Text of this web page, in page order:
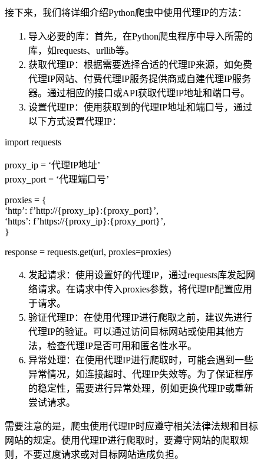
接下来，我们将详细介绍Python爬虫中使用代理IP的方法：
导入必要的库：首先，在Python爬虫程序中导入所需的
库，如requests、urllib等。
获取代理IP：根据需要选择合适的代理IP来源，如免费
代理IP网站、付费代理IP服务提供商或自建代理IP服务
器。通过相应的接口或API获取代理IP地址和端口号。
设置代理IP：使用获取到的代理IP地址和端口号，通过
以下方式设置代理IP：
import requests
proxy_ip = ‘代理IP地址’
proxy_port = ‘代理端口号’
proxies = {
‘http’: f’http://{proxy_ip}:{proxy_port}’,
‘https’: f’https://{proxy_ip}:{proxy_port}’,
}
response = requests.get(url, proxies=proxies)
发起请求：使用设置好的代理IP，通过requests库发起网
络请求。在请求中传入proxies参数，将代理IP配置应用
于请求。
验证代理IP：在使用代理IP进行爬取之前，建议先进行
代理IP的验证。可以通过访问目标网站或使用其他方
法，检查代理IP是否可用和匿名性水平。
异常处理：在使用代理IP进行爬取时，可能会遇到一些
异常情况，如连接超时、代理IP失效等。为了保证程序
的稳定性，需要进行异常处理，例如更换代理IP或重新
尝试请求。
需要注意的是，爬虫使用代理IP时应遵守相关法律法规和目标
网站的规定。使用代理IP进行爬取时，要遵守网站的爬取规
则，不要过度请求或对目标网站造成负担。